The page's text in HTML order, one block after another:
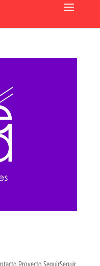
Proyecto SeguirSeguir